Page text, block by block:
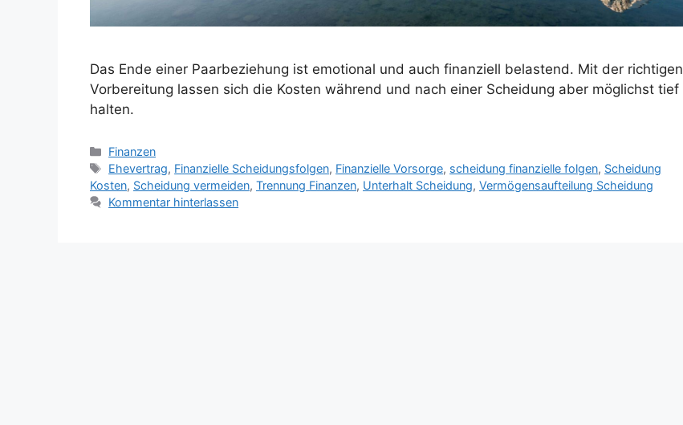
Das Ende einer Paarbeziehung ist emotional und auch finanziell belastend. Mit der richtigen
Vorbereitung lassen sich die Kosten während und nach einer Scheidung aber möglichst tief
halten.
Kategorien
Finanzen
Schlagwörter
Ehevertrag, Finanzielle Scheidungsfolgen, Finanzielle Vorsorge, scheidung finanzielle folgen, Scheidung
Kosten, Scheidung vermeiden, Trennung Finanzen, Unterhalt Scheidung, Vermögensaufteilung Scheidung
Kommentar hinterlassen